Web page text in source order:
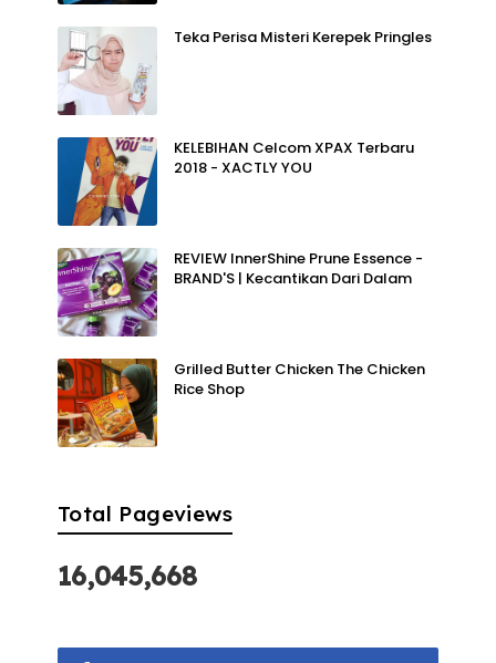
Teka Perisa Misteri Kerepek Pringles
KELEBIHAN Celcom XPAX Terbaru
2018 - XACTLY YOU
REVIEW InnerShine Prune Essence -
BRAND'S | Kecantikan Dari Dalam
Grilled Butter Chicken The Chicken
Rice Shop
Total Pageviews
16,045,668